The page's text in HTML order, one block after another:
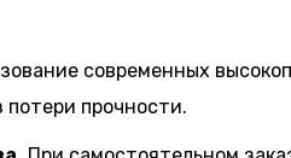
современных
потери прочности.